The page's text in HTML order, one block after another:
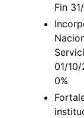
Fin
01/
0%